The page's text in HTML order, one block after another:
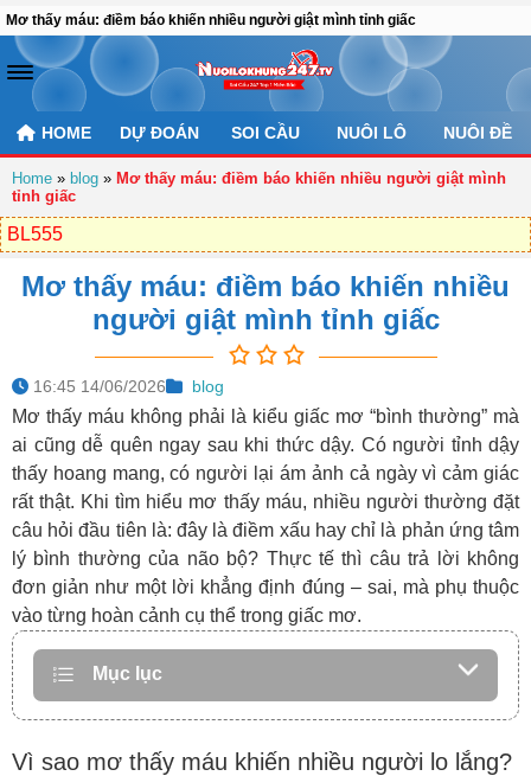
Mơ thấy máu: điềm báo khiến nhiều người giật mình tỉnh giấc
HOME DỰ ĐOÁN SOI CẦU NUÔI LÔ NUÔI ĐỀ
Home » blog » Mơ thấy máu: điềm báo khiến nhiều người giật mình
tỉnh giấc
BL555
Mơ thấy máu: điềm báo khiến nhiều
người giật mình tỉnh giấc
16:45 14/06/2026 blog
Mơ thấy máu không phải là kiểu giấc mơ “bình thường” mà
ai cũng dễ quên ngay sau khi thức dậy. Có người tỉnh dậy
thấy hoang mang, có người lại ám ảnh cả ngày vì cảm giác
rất thật. Khi tìm hiểu mơ thấy máu, nhiều người thường đặt
câu hỏi đầu tiên là: đây là điềm xấu hay chỉ là phản ứng tâm
lý bình thường của não bộ? Thực tế thì câu trả lời không
đơn giản như một lời khẳng định đúng – sai, mà phụ thuộc
vào từng hoàn cảnh cụ thể trong giấc mơ.
Mục lục
Vì sao mơ thấy máu khiến nhiều người lo lắng?